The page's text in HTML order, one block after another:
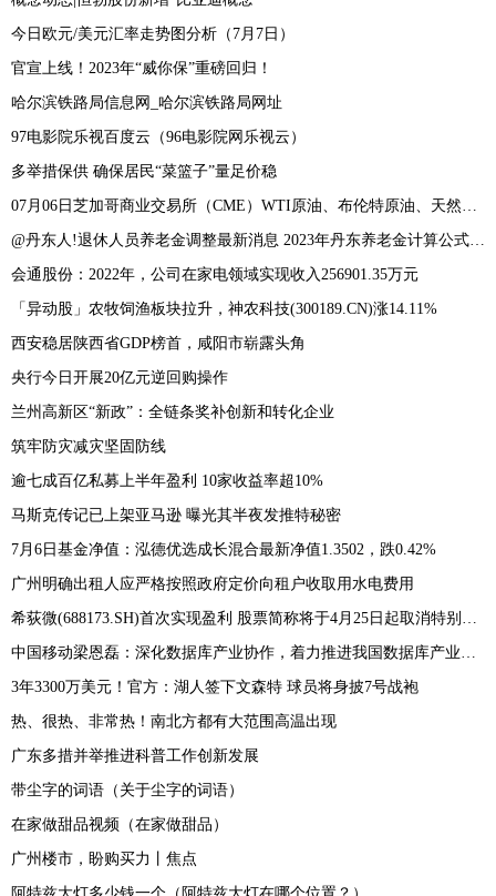
今日欧元/美元汇率走势图分析（7月7日）
官宣上线！2023年“威你保”重磅回归！
哈尔滨铁路局信息网_哈尔滨铁路局网址
97电影院乐视百度云（96电影院网乐视云）
多举措保供 确保居民“菜篮子”量足价稳
07月06日芝加哥商业交易所（CME）WTI原油、布伦特原油、天然气成交量及未平仓数据
@丹东人!退休人员养老金调整最新消息 2023年丹东养老金计算公式及方法
会通股份：2022年，公司在家电领域实现收入256901.35万元
「异动股」农牧饲渔板块拉升，神农科技(300189.CN)涨14.11%
西安稳居陕西省GDP榜首，咸阳市崭露头角
央行今日开展20亿元逆回购操作
兰州高新区“新政”：全链条奖补创新和转化企业
筑牢防灾减灾坚固防线
逾七成百亿私募上半年盈利 10家收益率超10%
马斯克传记已上架亚马逊 曝光其半夜发推特秘密
7月6日基金净值：泓德优选成长混合最新净值1.3502，跌0.42%
广州明确出租人应严格按照政府定价向租户收取用水电费用
希荻微(688173.SH)首次实现盈利 股票简称将于4月25日起取消特别标识
中国移动梁恩磊：深化数据库产业协作，着力推进我国数据库产业高质量发展
3年3300万美元！官方：湖人签下文森特 球员将身披7号战袍
热、很热、非常热！南北方都有大范围高温出现
广东多措并举推进科普工作创新发展
带尘字的词语（关于尘字的词语）
在家做甜品视频（在家做甜品）
广州楼市，盼购买力丨焦点